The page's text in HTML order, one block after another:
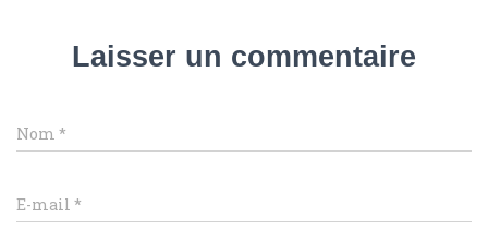
Laisser un commentaire
Nom *
E-mail *